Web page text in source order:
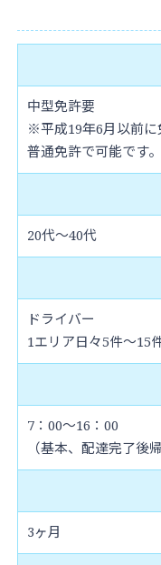
中型免許要
※平成19年6月以前に
普通免許で可能です。
20代～40代
ドライバー
1エリア日々5件～15
7：00～16：00
（基本、配達完了後
3ヶ月